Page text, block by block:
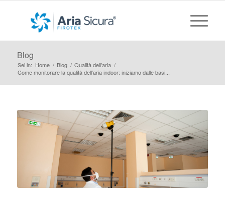
Blog
Sei in: Home / Blog / Qualità dell'aria /
Come monitorare la qualità dell’aria indoor: iniziamo dalle basi...